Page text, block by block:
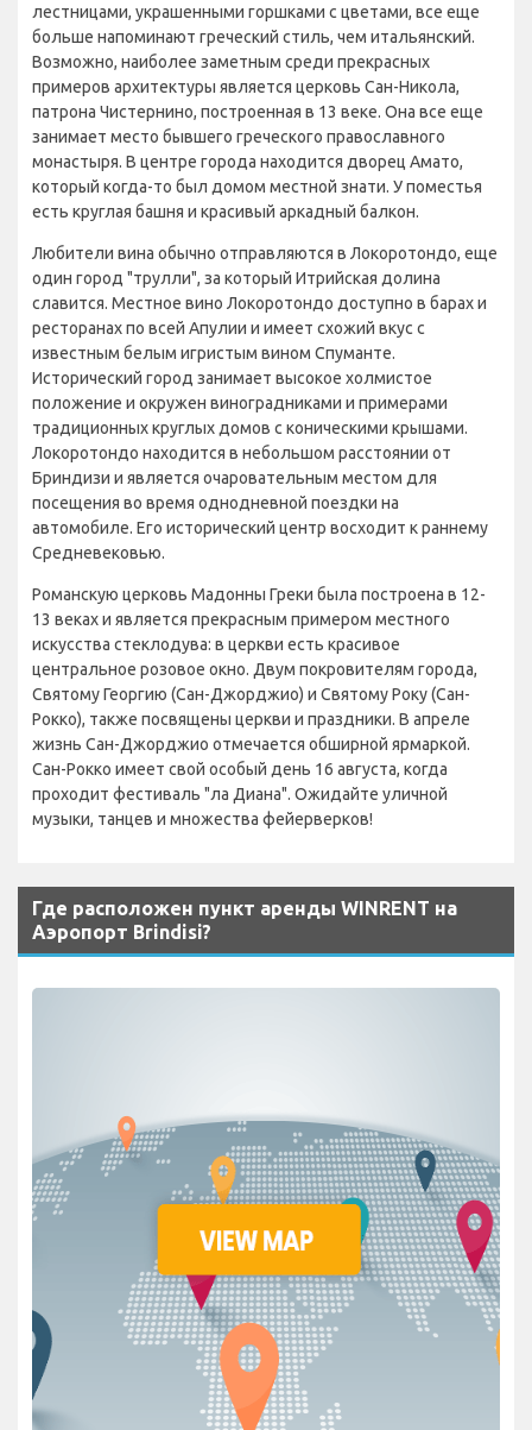
лестницами, украшенными горшками с цветами, все еще
больше напоминают греческий стиль, чем итальянский.
Возможно, наиболее заметным среди прекрасных
примеров архитектуры является церковь Сан-Никола,
патрона Чистернино, построенная в 13 веке. Она все еще
занимает место бывшего греческого православного
монастыря. В центре города находится дворец Амато,
который когда-то был домом местной знати. У поместья
есть круглая башня и красивый аркадный балкон.
Любители вина обычно отправляются в Локоротондо, еще
один город "трулли", за который Итрийская долина
славится. Местное вино Локоротондо доступно в барах и
ресторанах по всей Апулии и имеет схожий вкус с
известным белым игристым вином Спуманте.
Исторический город занимает высокое холмистое
положение и окружен виноградниками и примерами
традиционных круглых домов с коническими крышами.
Локоротондо находится в небольшом расстоянии от
Бриндизи и является очаровательным местом для
посещения во время однодневной поездки на
автомобиле. Его исторический центр восходит к раннему
Средневековью.
Романскую церковь Мадонны Греки была построена в 12-
13 веках и является прекрасным примером местного
искусства стеклодува: в церкви есть красивое
центральное розовое окно. Двум покровителям города,
Святому Георгию (Сан-Джорджио) и Святому Року (Сан-
Рокко), также посвящены церкви и праздники. В апреле
жизнь Сан-Джорджио отмечается обширной ярмаркой.
Сан-Рокко имеет свой особый день 16 августа, когда
проходит фестиваль "ла Диана". Ожидайте уличной
музыки, танцев и множества фейерверков!
Где расположен пункт аренды WINRENT на
Аэропорт Brindisi?